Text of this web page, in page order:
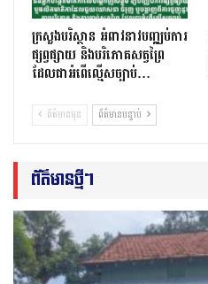
ក្រសួងបរិស្ថាន អំពាវនាវបញ្ឈប់ការ
ផ្សព្វផ្សាយ និងបរិភោគសត្វព្រៃ
ដែលជាអំពើល្មើសច្បាប់…
ព័ត៌មានមុន ព័ត៌មានបន្ទាប់
ព័ត៌មានថ្មីៗ